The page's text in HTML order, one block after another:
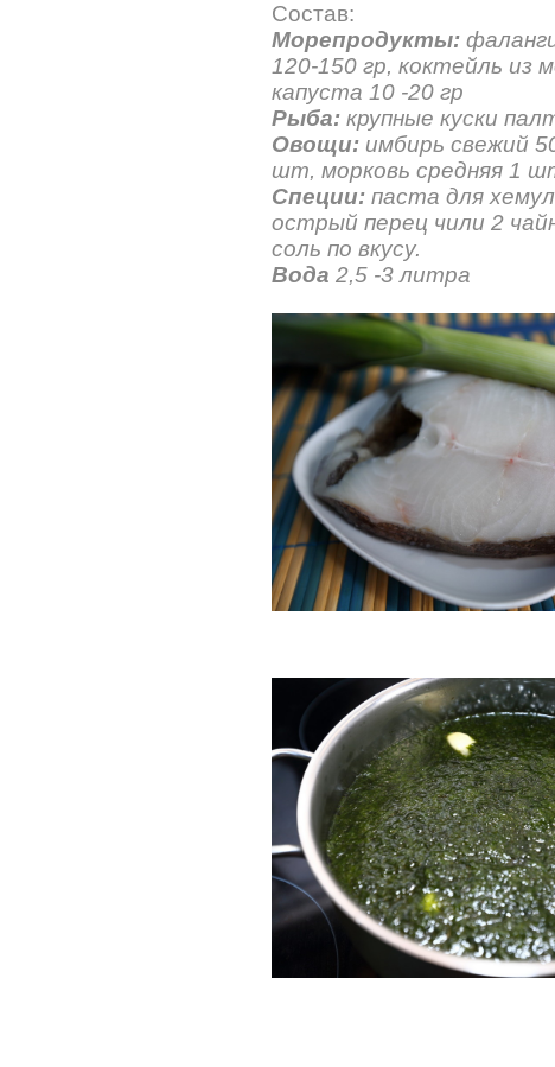
Состав:
Морепродукты:
120-150 гр, коктейль из
капуста 10 -20 гр
Рыба:крупные куски
Овощи:имбирь свежий
шт, морковь средняя 1
Специи:паста для
острый перец чили 2
соль по вкусу.
Вода 2,5 -3 литра